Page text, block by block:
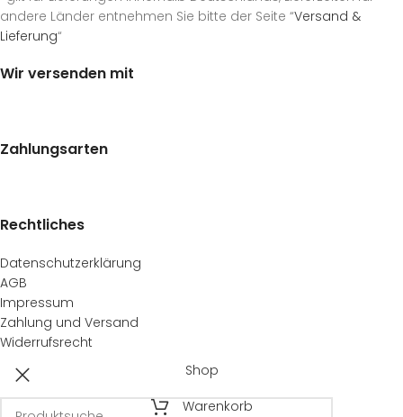
andere Länder entnehmen Sie bitte der Seite “Versand &
Lieferung“
Wir versenden mit
Zahlungsarten
Rechtliches
Datenschutzerklärung
AGB
Impressum
Zahlung und Versand
Widerrufsrecht
Shop
Warenkorb